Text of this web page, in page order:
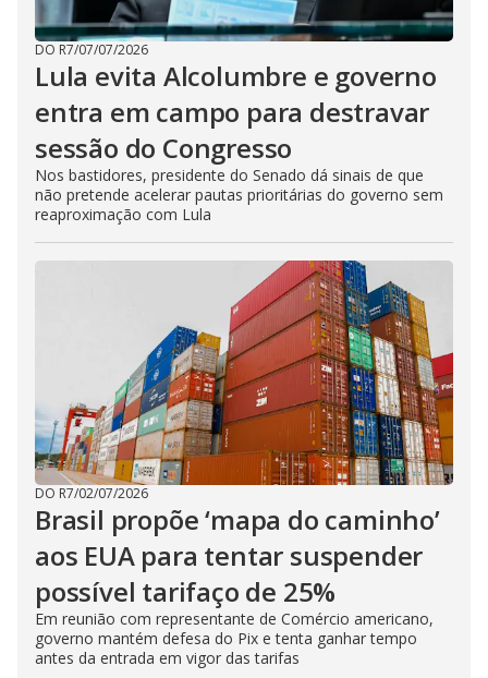
DO R7/07/07/2026
Lula evita Alcolumbre e governo
entra em campo para destravar
sessão do Congresso
Nos bastidores, presidente do Senado dá sinais de que
não pretende acelerar pautas prioritárias do governo sem
reaproximação com Lula
DO R7/02/07/2026
Brasil propõe ‘mapa do caminho’
aos EUA para tentar suspender
possível tarifaço de 25%
Em reunião com representante de Comércio americano,
governo mantém defesa do Pix e tenta ganhar tempo
antes da entrada em vigor das tarifas